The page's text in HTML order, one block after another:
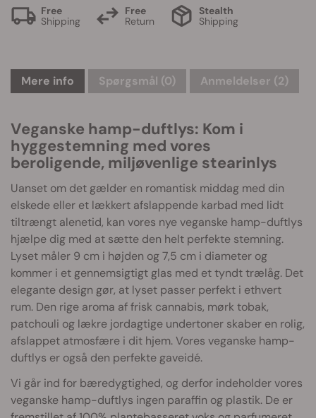
Free
Shipping
Free
Return
Stealth
Shipping
Mere info Spørgsmål (0) Anmeldelser (2)
Veganske hamp-duftlys: Kom i
hyggestemning med vores
beroligende, miljøvenlige stearinlys
Uanset om det gælder en romantisk middag med din
elskede eller et lækkert afslappende karbad med lidt
tiltrængt alenetid, kan vores nye veganske hamp-duftlys
hjælpe dig med at sætte den helt perfekte stemning.
Lyset måler 9 cm i højden og 7,5 cm i diameter og
kommer i et gennemsigtigt glas med et tyndt trælåg. Det
elegante design gør, at lyset passer perfekt i ethvert
rum. Den rige aroma af frisk cannabis, mørk tobak,
patchouli og lækre jordagtige undertoner skaber en rolig,
afslappet atmosfære i dit hjem. Vores veganske hamp-
duftlys er også den perfekte gaveidé.
Vi går ind for bæredygtighed, og derfor indeholder vores
veganske hamp-duftlys ingen paraffin og plastik. De er